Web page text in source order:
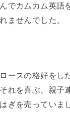
でカムカム英語
ませんでした。
ースの格好をし
れを喜ぶ、親子
ぎを売っていま